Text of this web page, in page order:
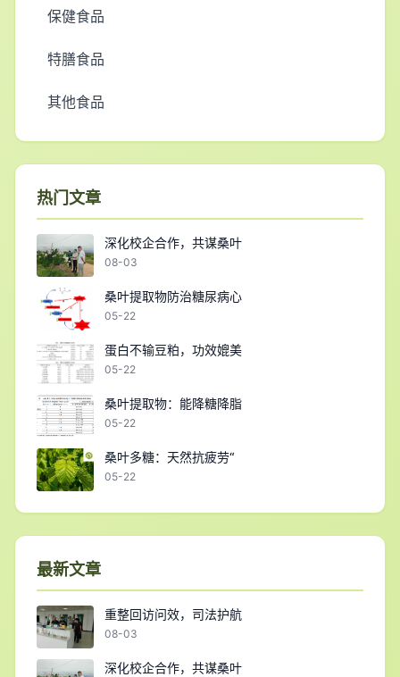
保健食品
特膳食品
其他食品
热门文章
深化校企合作，共谋桑叶
08-03
桑叶提取物防治糖尿病心
05-22
蛋白不输豆粕，功效媲美
05-22
桑叶提取物：能降糖降脂
05-22
桑叶多糖：天然抗疲劳“
05-22
最新文章
重整回访问效，司法护航
08-03
深化校企合作，共谋桑叶